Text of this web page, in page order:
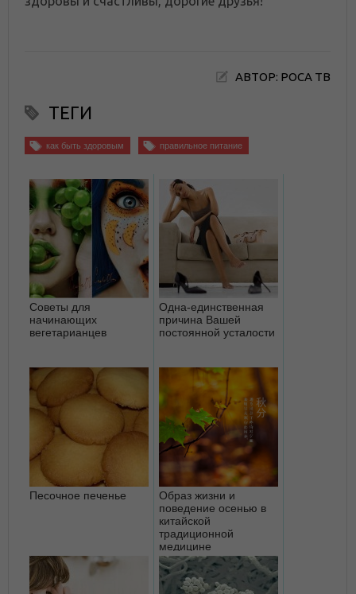
АВТОР: РОСА ТВ
ТЕГИ
как быть здоровым правильное питание
Советы для
начинающих
вегетарианцев
Одна-единственная
причина Вашей
постоянной усталости
Песочное печенье
Образ жизни и
поведение осенью в
китайской
традиционной
медицине